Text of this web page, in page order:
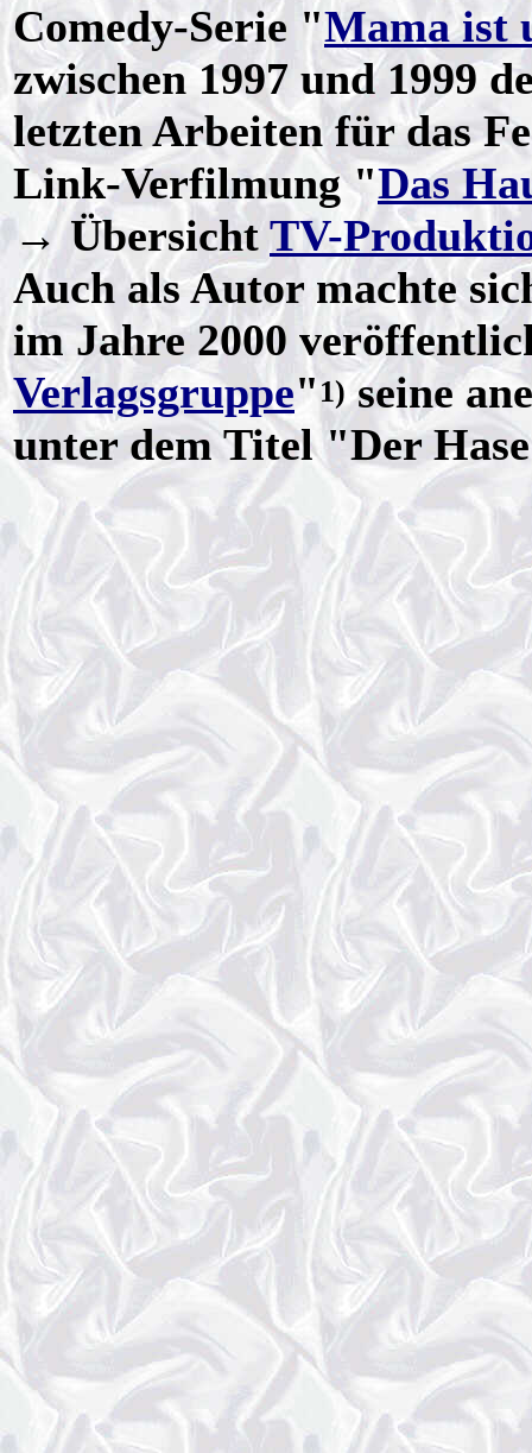
Comedy-Serie "Mama ist
zwischen 1997 und 1999
letzten Arbeiten für das
Link-Verfilmung "Das
→ Übersicht TV-
Auch als Autor machte
im Jahre 2000
Verlagsgruppe"1)seine
unter dem Titel "Der